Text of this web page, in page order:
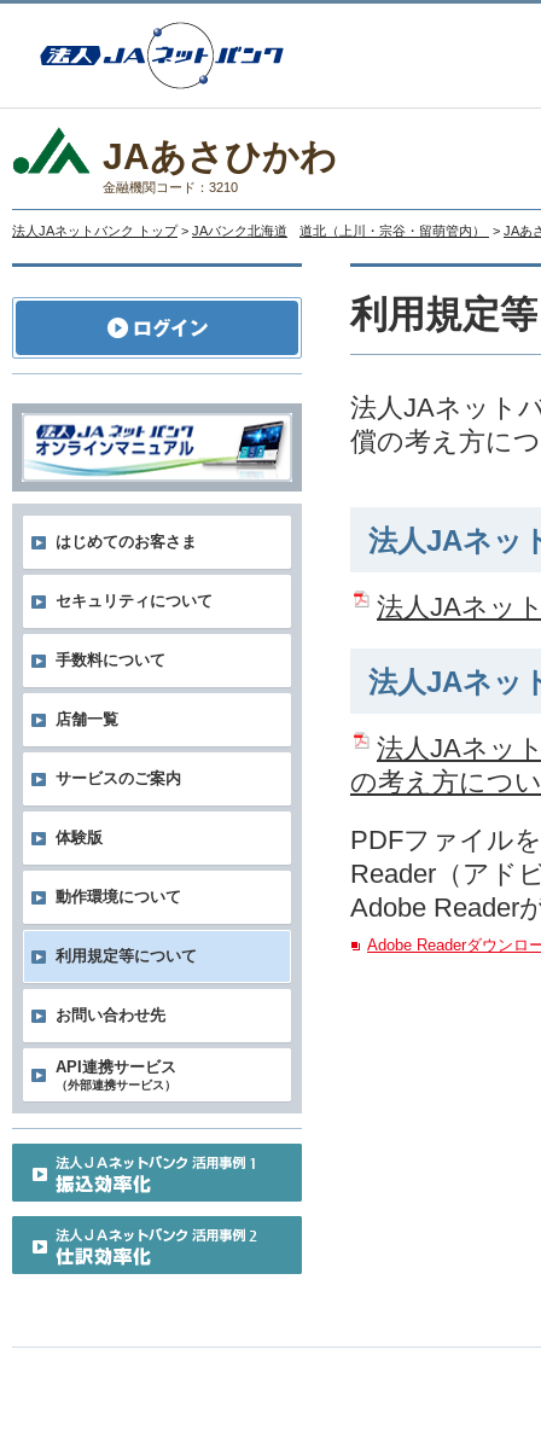
JAあさひかわ
金融機関コード：3210
法人JAネットバンク トップ > JAバンク北海道 道北（上川・宗谷・留萌管内） > JAあ
利用規定
法人JAネット
償の考え方に
法人JAネッ
法人JAネッ
法人JAネッ
法人JAネッ
の考え方につ
PDFファイル
Reader（アド
Adobe Reader
Adobe Readerダウンロ
はじめてのお客さま
セキュリティについて
手数料について
店舗一覧
サービスのご案内
体験版
動作環境について
利用規定等について
お問い合わせ先
API連携サービス
（外部連携サービス）